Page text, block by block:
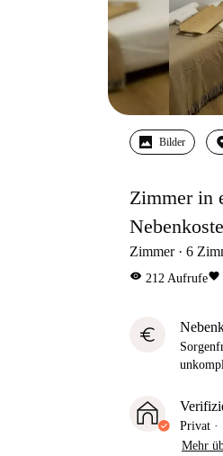
Bilder
Zimmer in
Zimmer 6
visibility 212 Aufrufefavorite
euro
Privat ·
Mehr